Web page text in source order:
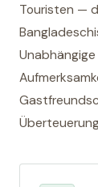
Touristen —